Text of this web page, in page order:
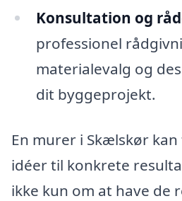
Konsultation og
professionel
materialevalg og
dit byggeprojekt.
En murer i Skælskør
idéer til konkrete
ikke kun om at have